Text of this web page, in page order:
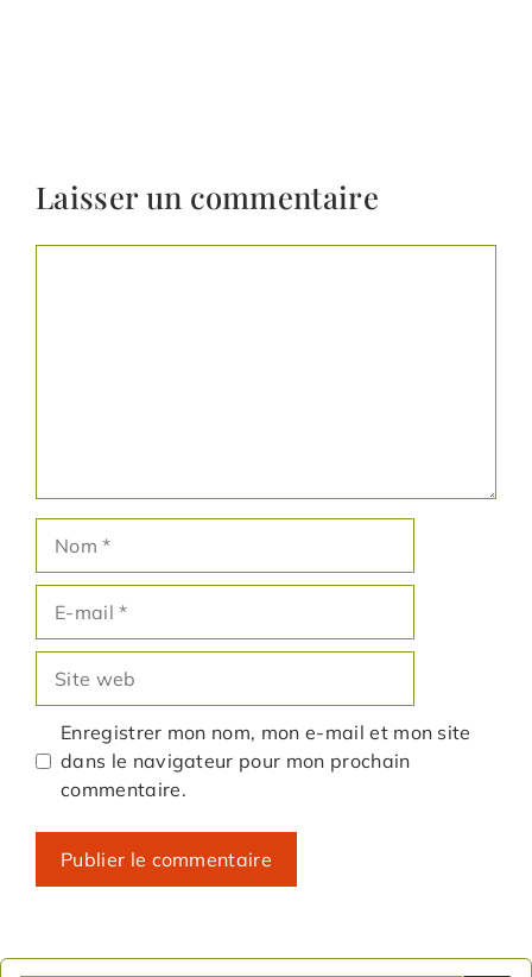
Laisser un commentaire
mail
web
Enregistrer mon nom, mon e-mail et mon site
dans le navigateur pour mon prochain
commentaire.